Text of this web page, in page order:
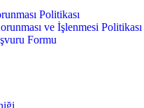
Politikası
ve İşlenmesi Politikası
Formu